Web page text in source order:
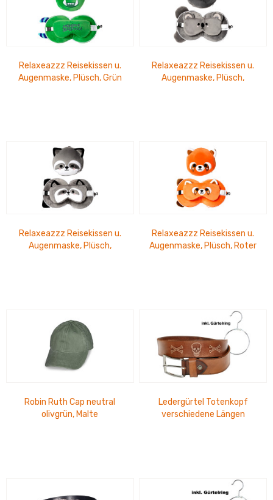
Relaxeazzz Reisekissen u.
Augenmaske, Plüsch, Grün
Relaxeazzz Reisekissen u.
Augenmaske, Plüsch,
Relaxeazzz Reisekissen u.
Augenmaske, Plüsch,
Relaxeazzz Reisekissen u.
Augenmaske, Plüsch, Roter
Robin Ruth Cap neutral
olivgrün, Malte
Ledergürtel Totenkopf
verschiedene Längen